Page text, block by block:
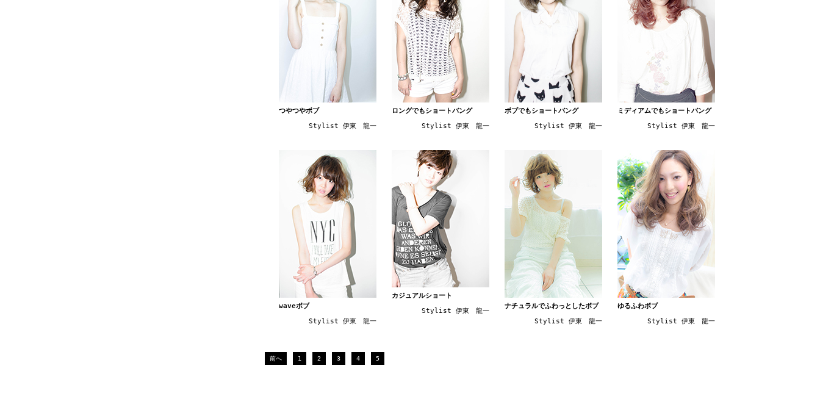
つやつやボブ
Stylist 伊東 龍一
ロングでもショートバング
Stylist 伊東 龍一
ボブでもショートバング
Stylist 伊東 龍一
ミディアムでもショートバング
Stylist 伊東 龍一
waveボブ
Stylist 伊東 龍一
カジュアルショート
Stylist 伊東 龍一
ナチュラルでふわっとしたボブ
Stylist 伊東 龍一
ゆるふわボブ
Stylist 伊東 龍一
前へ 1 2 3 4 5